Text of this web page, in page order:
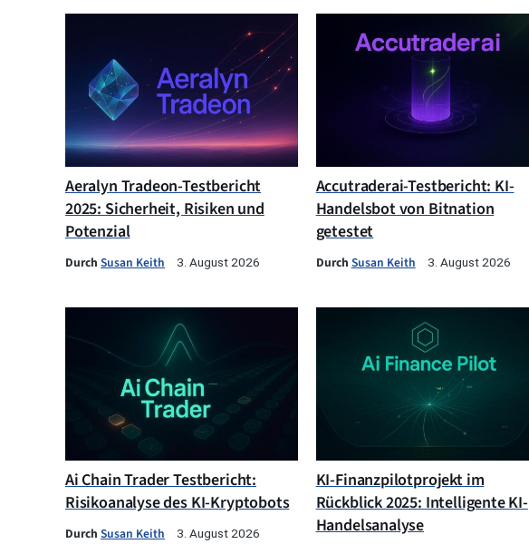
Aeralyn Tradeon-Testbericht
2025: Sicherheit, Risiken und
Potenzial
Durch Susan Keith 3. August 2026
Accutraderai-Testbericht: KI-
Handelsbot von Bitnation
getestet
Durch Susan Keith 3. August 2026
Ai Chain Trader Testbericht:
Risikoanalyse des KI-Kryptobots
Durch Susan Keith 3. August 2026
KI-Finanzpilotprojekt im
Rückblick 2025: Intelligente KI-
Handelsanalyse